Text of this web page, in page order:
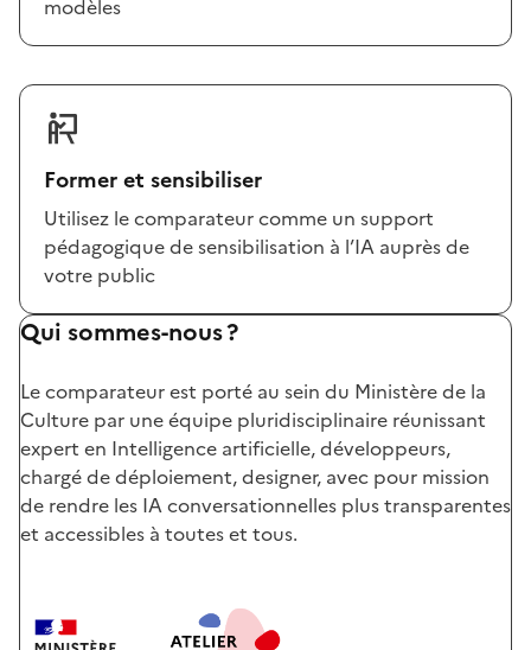
modèles
Former et sensibiliser
Utilisez le comparateur comme un support
pédagogique de sensibilisation à l’IA auprès de
votre public
Qui sommes-nous ?
Le comparateur est porté au sein du Ministère de la
Culture par une équipe pluridisciplinaire réunissant
expert en Intelligence artificielle, développeurs,
chargé de déploiement, designer, avec pour mission
de rendre les IA conversationnelles plus transparentes
et accessibles à toutes et tous.